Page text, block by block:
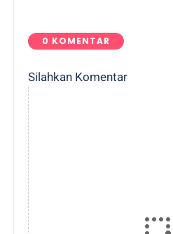
0 KOMENTAR
Silahkan Komentar